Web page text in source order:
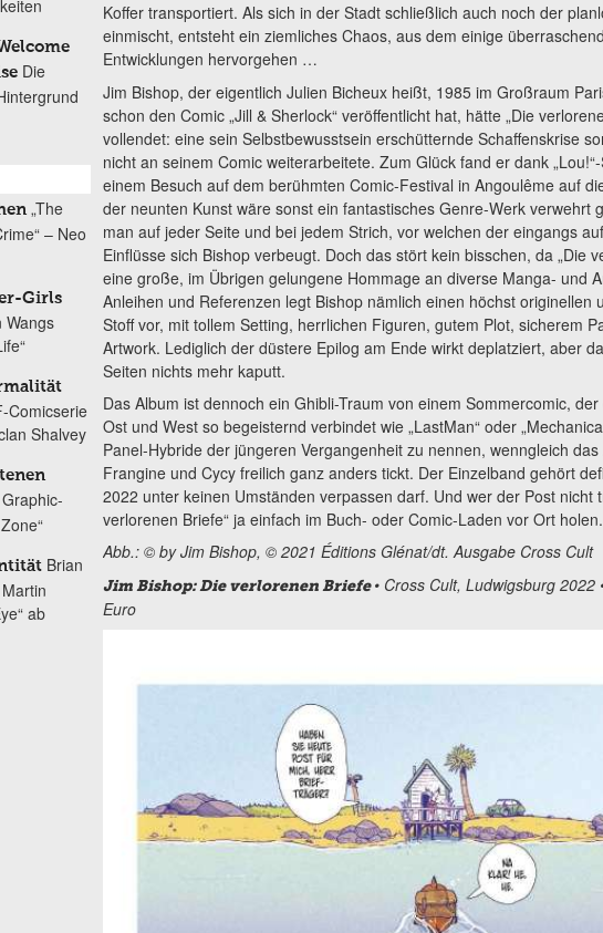
Koffer transportiert. Als sich in der Stadt schließlich auch noch der
einmischt, entsteht ein ziemliches Chaos, aus dem einige
Entwicklungen hervorgehen …
Jim Bishop, der eigentlich Julien Bicheux heißt, 1985 im Großraum
schon den Comic „Jill & Sherlock“ veröffentlicht hat, hätte „Die
vollendet: eine sein Selbstbewusstsein erschütternde Schaffenskrise
nicht an seinem Comic weiterarbeitete. Zum Glück fand er dank
einem Besuch auf dem berühmten Comic-Festival in Angoulême auf
der neunten Kunst wäre sonst ein fantastisches Genre-Werk verwehrt
man auf jeder Seite und bei jedem Strich, vor welchen der eingangs
Einflüsse sich Bishop verbeugt. Doch das stört kein bisschen, da „Die
eine große, im Übrigen gelungene Hommage an diverse Manga- und
Anleihen und Referenzen legt Bishop nämlich einen höchst originellen
Stoff vor, mit tollem Setting, herrlichen Figuren, gutem Plot, sicherem
Artwork. Lediglich der düstere Epilog am Ende wirkt deplatziert, aber
Seiten nichts mehr kaputt.
Das Album ist dennoch ein Ghibli-Traum von einem Sommercomic,
Ost und West so begeisternd verbindet wie „LastMan“ oder
Panel-Hybride der jüngeren Vergangenheit zu nennen, wenngleich
Frangine und Cycy freilich ganz anders tickt. Der Einzelband gehört
2022 unter keinen Umständen verpassen darf. Und wer der Post nicht
verlorenen Briefe“ ja einfach im Buch- oder Comic-Laden vor Ort holen.
Abb.: © by Jim Bishop, © 2021 Éditions Glénat/dt. Ausgabe Cross Cult
Jim Bishop: Die verlorenen Briefe• Cross Cult, Ludwigsburg 2022
Euro
Die
„The
– Neo
Girls
Wangs
Comicserie
Shalvey
Brian
ab